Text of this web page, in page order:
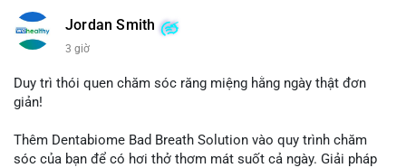
$btc $eth
#vlikevn #titanbot
Jordan Smith
3 giờ
Duy trì thói quen chăm sóc răng miệng hằng ngày thật đơn
giản!
Thêm Dentabiome Bad Breath Solution vào quy trình chăm
sóc của bạn để có hơi thở thơm mát suốt cả ngày. Giải pháp